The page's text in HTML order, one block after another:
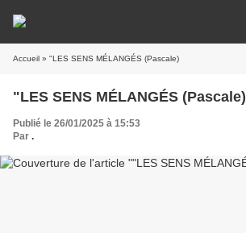
Accueil » "LES SENS MÉLANGÉS (Pascale)
"LES SENS MÉLANGÉS (Pascale)
Publié le 26/01/2025 à 15:53
Par .